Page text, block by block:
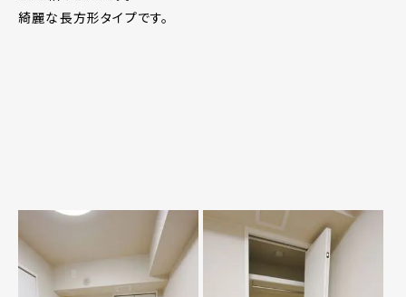
綺麗な長方形タイプです。